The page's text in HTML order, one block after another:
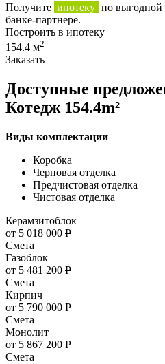
Получите ипотеку по выгодной
банке-партнере.
Построить в ипотеку
154.4 м2
Заказать
Доступные
Котедж 154.4m²
Виды комплектации
Коробка
Черновая отделка
Предчистовая отделка
Чистовая отделка
Керамзитоблок
от 5 018 000 Р
Смета
Газоблок
от 5 481 200 Р
Смета
Кирпич
от 5 790 000 Р
Смета
Монолит
от 5 867 200 Р
Смета